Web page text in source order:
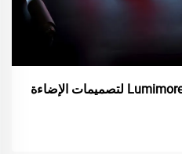
مزايا إضاءة النيون LED من Lumimore لتصميمات الإضاءة